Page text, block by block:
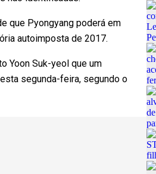
que Pyongyang poderá em
autoimposta de 2017.
Yoon Suk-yeol que um
segunda-feira, segundo o